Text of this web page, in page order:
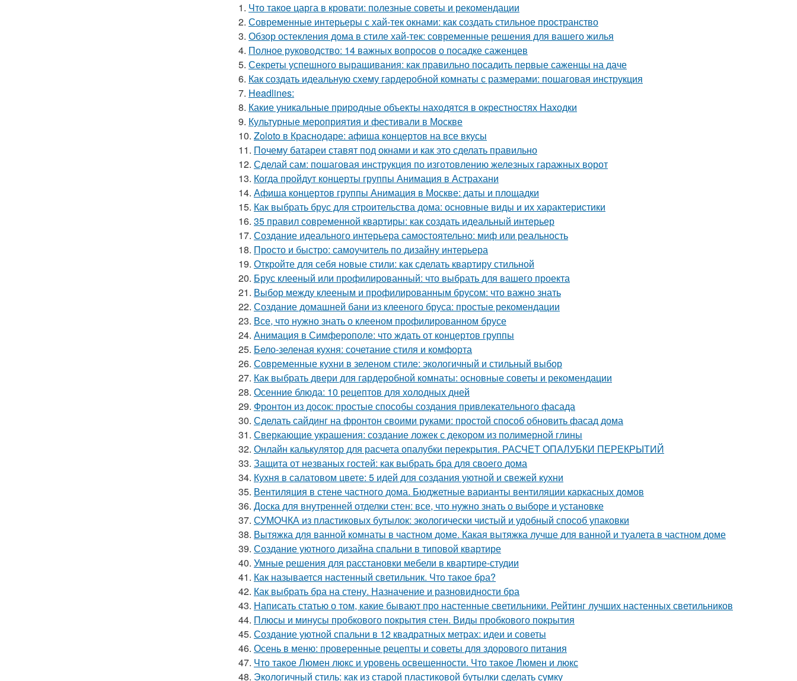
1. Что такое царга в кровати: полезные советы и рекомендации
2. Современные интерьеры с хай-тек окнами: как создать стильное пространство
3. Обзор остекления дома в стиле хай-тек: современные решения для вашего жилья
4. Полное руководство: 14 важных вопросов о посадке саженцев
5. Секреты успешного выращивания: как правильно посадить первые саженцы на даче
6. Как создать идеальную схему гардеробной комнаты с размерами: пошаговая инструкция
7. Headlines:
8. Какие уникальные природные объекты находятся в окрестностях Находки
9. Культурные мероприятия и фестивали в Москве
10. Zoloto в Краснодаре: афиша концертов на все вкусы
11. Почему батареи ставят под окнами и как это сделать правильно
12. Сделай сам: пошаговая инструкция по изготовлению железных гаражных ворот
13. Когда пройдут концерты группы Анимация в Астрахани
14. Афиша концертов группы Анимация в Москве: даты и площадки
15. Как выбрать брус для строительства дома: основные виды и их характеристики
16. 35 правил современной квартиры: как создать идеальный интерьер
17. Создание идеального интерьера самостоятельно: миф или реальность
18. Просто и быстро: самоучитель по дизайну интерьера
19. Откройте для себя новые стили: как сделать квартиру стильной
20. Брус клееный или профилированный: что выбрать для вашего проекта
21. Выбор между клееным и профилированным брусом: что важно знать
22. Создание домашней бани из клееного бруса: простые рекомендации
23. Все, что нужно знать о клееном профилированном брусе
24. Анимация в Симферополе: что ждать от концертов группы
25. Бело-зеленая кухня: сочетание стиля и комфорта
26. Современные кухни в зеленом стиле: экологичный и стильный выбор
27. Как выбрать двери для гардеробной комнаты: основные советы и рекомендации
28. Осенние блюда: 10 рецептов для холодных дней
29. Фронтон из досок: простые способы создания привлекательного фасада
30. Сделать сайдинг на фронтон своими руками: простой способ обновить фасад дома
31. Сверкающие украшения: создание ложек с декором из полимерной глины
32. Онлайн калькулятор для расчета опалубки перекрытия. РАСЧЕТ ОПАЛУБКИ ПЕРЕКРЫТИЙ
33. Защита от незваных гостей: как выбрать бра для своего дома
34. Кухня в салатовом цвете: 5 идей для создания уютной и свежей кухни
35. Вентиляция в стене частного дома. Бюджетные варианты вентиляции каркасных домов
36. Доска для внутренней отделки стен: все, что нужно знать о выборе и установке
37. СУМОЧКА из пластиковых бутылок: экологически чистый и удобный способ упаковки
38. Вытяжка для ванной комнаты в частном доме. Какая вытяжка лучше для ванной и туалета в частном доме
39. Создание уютного дизайна спальни в типовой квартире
40. Умные решения для расстановки мебели в квартире-студии
41. Как называется настенный светильник. Что такое бра?
42. Как выбрать бра на стену. Назначение и разновидности бра
43. Написать статью о том, какие бывают про настенные светильники. Рейтинг лучших настенных светильников
44. Плюсы и минусы пробкового покрытия стен. Виды пробкового покрытия
45. Создание уютной спальни в 12 квадратных метрах: идеи и советы
46. Осень в меню: проверенные рецепты и советы для здорового питания
47. Что такое Люмен люкс и уровень освещенности. Что такое Люмен и люкс
48. Экологичный стиль: как из старой пластиковой бутылки сделать сумку